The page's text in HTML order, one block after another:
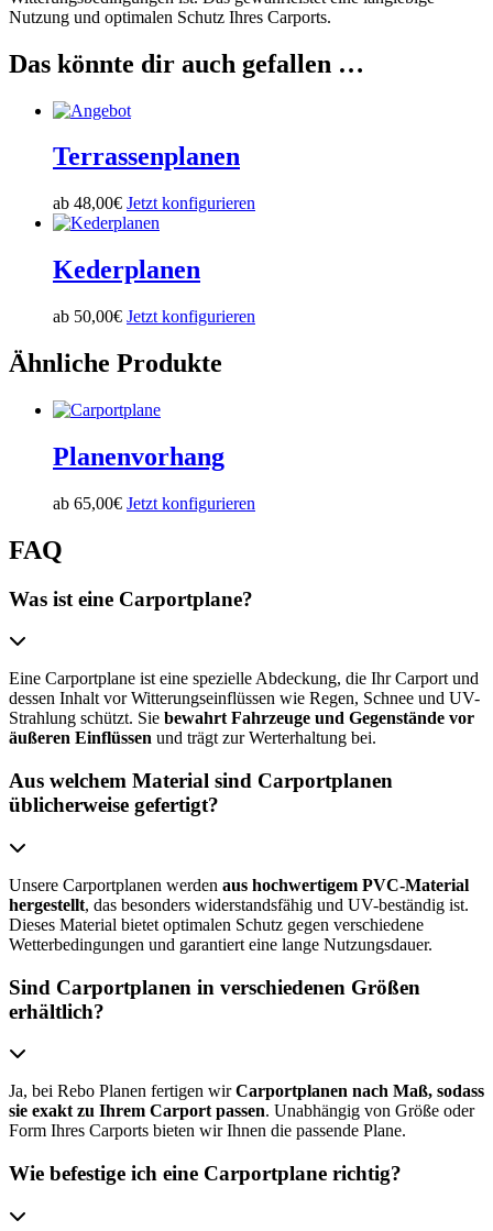
Nutzung und optimalen Schutz Ihres Carports.
Das könnte dir auch gefallen …
Terrassenplanen
ab 48,00€ Jetzt konfigurieren
Kederplanen
ab 50,00€ Jetzt konfigurieren
Ähnliche Produkte
Planenvorhang
ab 65,00€ Jetzt konfigurieren
FAQ
Was ist eine Carportplane?
Eine Carportplane ist eine spezielle Abdeckung, die Ihr Carport und
dessen Inhalt vor Witterungseinflüssen wie Regen, Schnee und UV-
Strahlung schützt. Sie bewahrt Fahrzeuge und Gegenstände vor
äußeren Einflüssen und trägt zur Werterhaltung bei.
Aus welchem Material sind Carportplanen
üblicherweise gefertigt?
Unsere Carportplanen werden aus hochwertigem PVC-Material
hergestellt, das besonders widerstandsfähig und UV-beständig ist.
Dieses Material bietet optimalen Schutz gegen verschiedene
Wetterbedingungen und garantiert eine lange Nutzungsdauer.
Sind Carportplanen in verschiedenen Größen
erhältlich?
Ja, bei Rebo Planen fertigen wirCarportplanen nach Maß, sodass
sie exakt zu Ihrem Carport passen. Unabhängig von Größe oder
Form Ihres Carports bieten wir Ihnen die passende Plane.
Wie befestige ich eine Carportplane richtig?